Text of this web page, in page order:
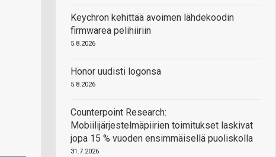
Keychron kehittää avoimen lähdekoodin
firmwarea pelihiiriin
5.8.2026
Honor uudisti logonsa
5.8.2026
Counterpoint Research:
Mobiilijärjestelmäpiirien toimitukset laskivat
jopa 15 % vuoden ensimmäisellä puoliskolla
31.7.2026